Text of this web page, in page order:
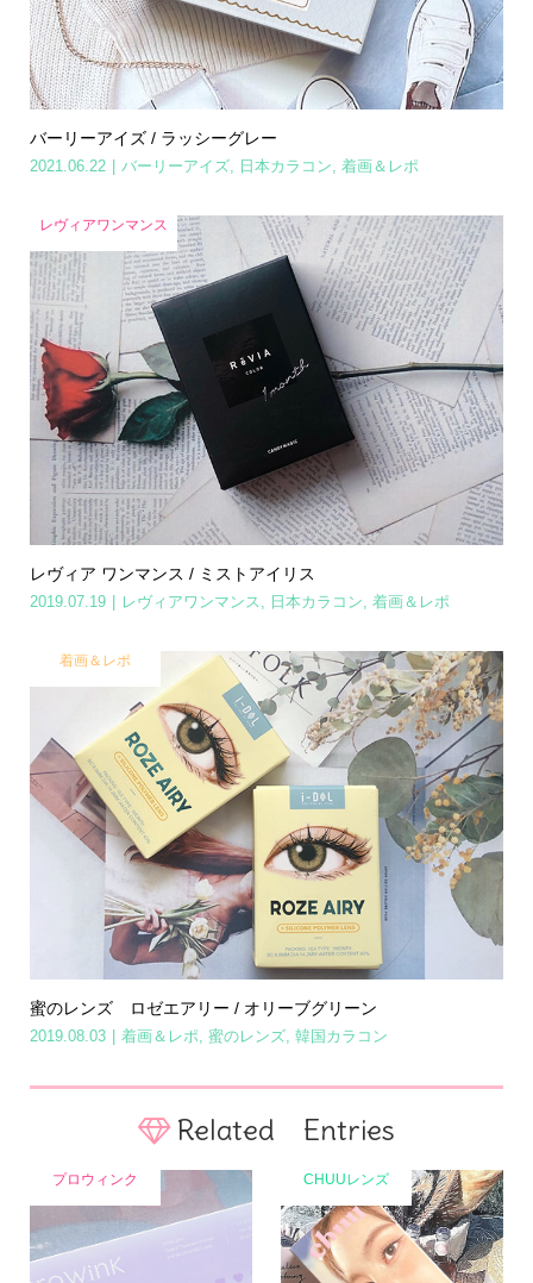
バーリーアイズ / ラッシーグレー
2021.06.22 バーリーアイズ, 日本カラコン 着画＆レポ
レヴィアワンマンス
レヴィア ワンマンス / ミストアイリス
2019.07.19 レヴィアワンマンス 日本カラコン 着画＆レポ
着画＆レポ
蜜のレンズ ロゼエアリー / オリーブグリーン
2019.08.03 着画＆レポ, 蜜のレンズ, 韓国カラコン
Related Entries
プロウィンク CHUUレンズ